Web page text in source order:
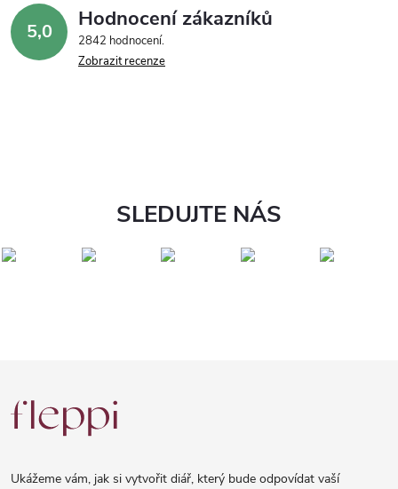
5,0 Hodnocení zákazníků
2842 hodnocení
Zobrazit recenze
SLEDUJTE NÁS
á
Ukážeme vám, jak si vytvořit diář, který bude odpovídat vaší